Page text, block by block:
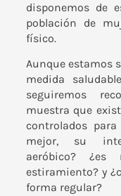
disponemos de
población de
físico.
Aunque estamos
medida
seguiremos
muestra que
controlados
mejor, su
aeróbico? ¿es
estiramiento? y
forma regular?